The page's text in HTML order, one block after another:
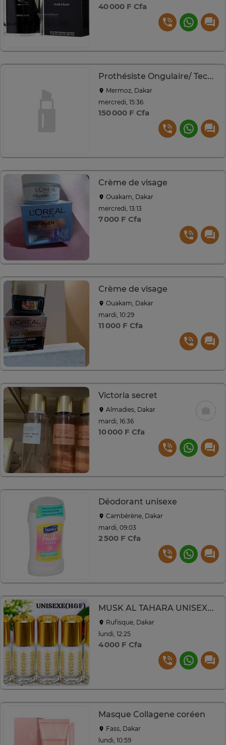
40 000 F Cfa
Prothésiste Ongulaire/ Technicienne en extension de cils
Mermoz, Dakar
mercredi, 15:36
150 000 F Cfa
Crème de visage
Ouakam, Dakar
mercredi, 13:13
7 000 F Cfa
Crème de visage
Ouakam, Dakar
mardi, 10:29
11 000 F Cfa
Victoria secret
Almadies, Dakar
mardi, 16:36
10 000 F Cfa
Déodorant unisexe
Cambérène, Dakar
mardi, 09:03
2 500 F Cfa
MUSK AL TAHARA UNISEXE(H&F)
Rufisque, Dakar
lundi, 12:25
4 000 F Cfa
Masque Collagene coréen
Fass, Dakar
lundi, 10:59